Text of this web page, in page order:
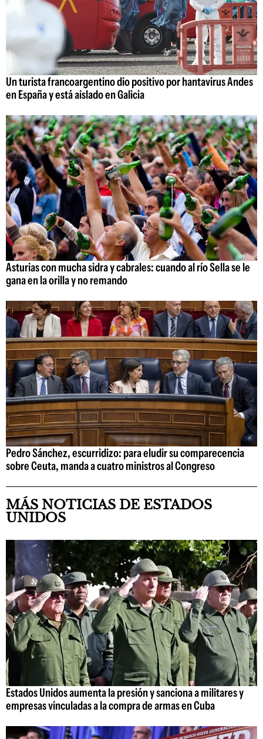
Un turista francoargentino dio positivo por hantavirus Andes
en España y está aislado en Galicia
Asturias con mucha sidra y cabrales: cuando al río Sella se le
gana en la orilla y no remando
Pedro Sánchez, escurridizo: para eludir su comparecencia
sobre Ceuta, manda a cuatro ministros al Congreso
MÁS NOTICIAS DE ESTADOS
UNIDOS
Estados Unidos aumenta la presión y sanciona a militares y
empresas vinculadas a la compra de armas en Cuba